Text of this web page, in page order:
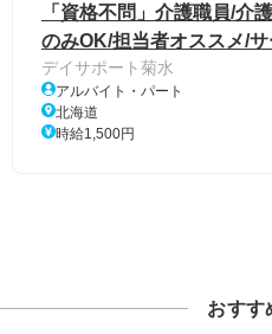
「資格不問」介護職員/介
のみOK/担当者オススメ/
デイサポート菊水
アルバイト・パート
北海道
時給1,500円
おすす